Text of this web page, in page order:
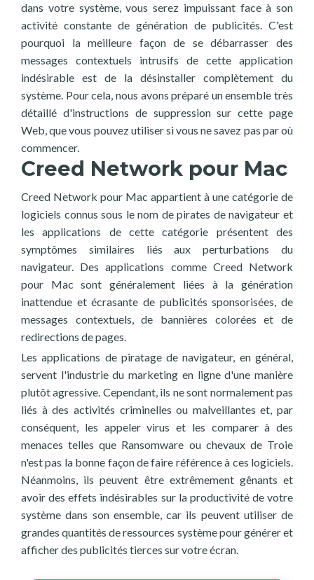
dans votre système, vous serez impuissant face à son
activité constante de génération de publicités. C'est
pourquoi la meilleure façon de se débarrasser des
messages contextuels intrusifs de cette application
indésirable est de la désinstaller complètement du
système. Pour cela, nous avons préparé un ensemble très
détaillé d'instructions de suppression sur cette page
Web, que vous pouvez utiliser si vous ne savez pas par où
commencer.
Creed Network pour Mac
Creed Network pour Mac appartient à une catégorie de
logiciels connus sous le nom de pirates de navigateur et
les applications de cette catégorie présentent des
symptômes similaires liés aux perturbations du
navigateur. Des applications comme Creed Network
pour Mac sont généralement liées à la génération
inattendue et écrasante de publicités sponsorisées, de
messages contextuels, de bannières colorées et de
redirections de pages.
Les applications de piratage de navigateur, en général,
servent l'industrie du marketing en ligne d'une manière
plutôt agressive. Cependant, ils ne sont normalement pas
liés à des activités criminelles ou malveillantes et, par
conséquent, les appeler virus et les comparer à des
menaces telles que Ransomware ou chevaux de Troie
n'est pas la bonne façon de faire référence à ces logiciels.
Néanmoins, ils peuvent être extrêmement gênants et
avoir des effets indésirables sur la productivité de votre
système dans son ensemble, car ils peuvent utiliser de
grandes quantités de ressources système pour générer et
afficher des publicités tierces sur votre écran.